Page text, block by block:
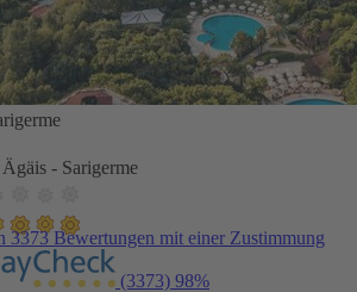
- Sarigerme
3373 Bewertungen mit einer Zustimmung
(3373) 98%